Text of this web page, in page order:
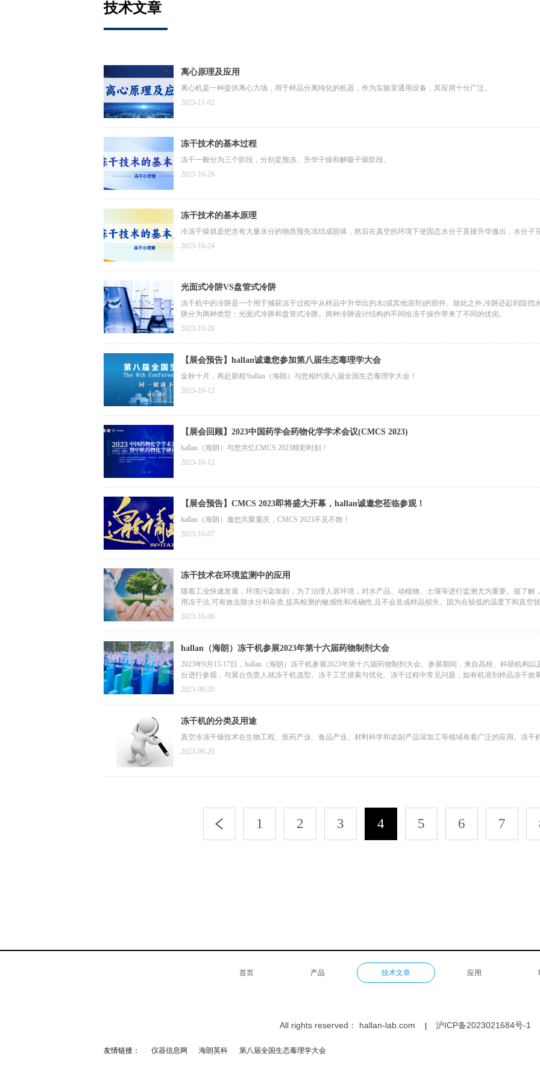
技术文章
离心原理及应用
离心机是一种提供离心力场，用于样品分离纯化的机器，作为实验室通用设备，其应用十分广泛。
2023-11-02
冻干技术的基本过程
冻干一般分为三个阶段，分别是预冻、升华干燥和解吸干燥阶段。
2023-10-26
冻干技术的基本原理
冷冻干燥就是把含有大量水分的物质预先冻结成固体，然后在真空的环境下使固态水分子直接升华逸出，水分子
2023-10-24
光面式冷阱VS盘管式冷阱
冻干机中的冷阱是一个用于捕获冻干过程中从样品中升华出的水(或其他溶剂)的部件。除此之外,冷阱还起到阻挡水气
阱分为两种类型：光面式冷阱和盘管式冷阱。两种冷阱设计结构的不同给冻干操作带来了不同的优劣。
2023-10-20
【展会预告】hallan诚邀您参加第八届生态毒理学大会
金秋十月，再赴新程!hallan（海朗）与您相约第八届全国生态毒理学大会！
2023-10-12
【展会回顾】2023中国药学会药物化学学术会议(CMCS 2023)
hallan（海朗）与您共忆CMCS 2023精彩时刻！
2023-10-12
【展会预告】CMCS 2023即将盛大开幕，hallan诚邀您莅临参观！
hallan（海朗）邀您共聚重庆，CMCS 2023不见不散！
2023-10-07
冻干技术在环境监测中的应用
随着工业快速发展，环境污染加剧，为了治理人居环境，对水产品、动植物、土壤等进行监测尤为重要。据了
用冻干法,可有效去除水分和杂质,提高检测的敏感性和准确性,且不会造成样品损失。因为在较低的温度下和真空
2023-10-06
hallan（海朗）冻干机参展2023年第十六届药物制剂大会
2023年9月15-17日，hallan（海朗）冻干机参展2023年第十六届药物制剂大会。参展期间，来自高校、科研机构
台进行参观，与展台负责人就冻干机选型、冻干工艺摸索与优化、冻干过程中常见问题，如有机溶剂样品冻干
进行深入交流，并在详细了解hallan冻干机性能参数后，对hallan冻干机表现出浓厚的兴趣以及高度认可。
2023-09-20
冻干机的分类及用途
真空冷冻干燥技术在生物工程、医药产业、食品产业、材料科学和农副产品深加工等领域有着广泛的应用。冻干
2023-09-20
1 2 3 4 5 6 7
All rights reserved： hallan-lab.com 沪ICP备2023021684号-1
友情链接： 仪器信息网 海朗英科 第八届全国生态毒理学大会
首页 产品 技术文章 应用